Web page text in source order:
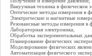
Вакуумная техника в физическом
Оптические методы измерения в
Электрические и магнитные
Резонансные методы измерения
Лабораторная электроника;
Обработка экспериментальных
Планирование физических
Моделирование физических
Автоматизация физического